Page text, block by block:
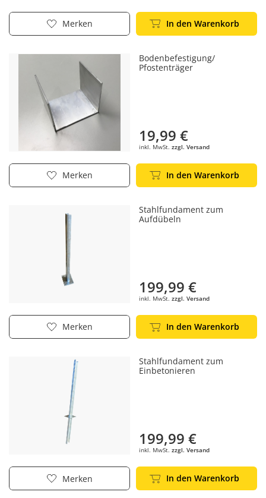
Merken In den Warenkorb
Bodenbefestigung/
Pfostenträger
19,99 €
inkl. MwSt. zzgl. Versand
Merken In den Warenkorb
Stahlfundament zum
Aufdübeln
199,99 €
inkl. MwSt. zzgl. Versand
Merken In den Warenkorb
Stahlfundament zum
Einbetonieren
199,99 €
inkl. MwSt. zzgl. Versand
Merken In den Warenkorb